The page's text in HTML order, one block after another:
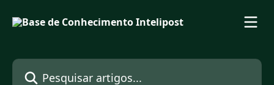
Pesquisar artigos...